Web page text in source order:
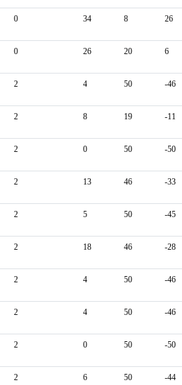
0 34 8 26
0 26 20 6
2 4 50 -46
2 8 19 -11
2 0 50 -50
2 13 46 -33
2 5 50 -45
2 18 46 -28
2 4 50 -46
2 4 50 -46
2 0 50 -50
2 6 50 -44